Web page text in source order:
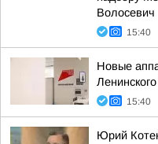
Волосевич
15:40
Новые
Ленинского
15:40
Юрий